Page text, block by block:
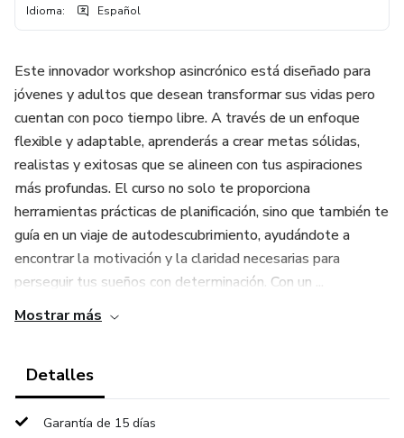
Idioma: Español
Este innovador workshop asincrónico está diseñado para
jóvenes y adultos que desean transformar sus vidas pero
cuentan con poco tiempo libre. A través de un enfoque
flexible y adaptable, aprenderás a crear metas sólidas,
realistas y exitosas que se alineen con tus aspiraciones
más profundas. El curso no solo te proporciona
herramientas prácticas de planificación, sino que también te
guía en un viaje de autodescubrimiento, ayudándote a
encontrar la motivación y la claridad necesarias para
perseguir tus sueños con determinación. Con un ...
Mostrar más
Detalles
Garantía de 15 días